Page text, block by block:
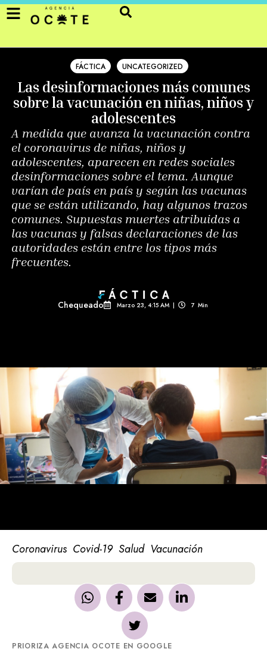
FÁCTICA UNCATEGORIZED
Las desinformaciones más comunes
sobre la vacunación en niñas, niños y
adolescentes
A medida que avanza la vacunación contra
el coronavirus de niñas, niños y
adolescentes, aparecen en redes sociales
desinformaciones sobre el tema. Aunque
varían de país en país y según las vacunas
que se están utilizando, hay algunos trazos
comunes. Supuestas muertes atribuidas a
las vacunas y falsas declaraciones de las
autoridades están entre los tipos más
frecuentes.
Chequeado Marzo 23, 4:15 AM | 7 Min
Coronavirus Covid-19 Salud Vacunación
PRIORIZA AGENCIA OCOTE EN GOOGLE